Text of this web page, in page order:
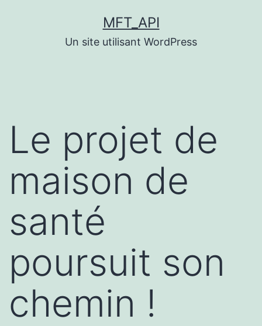
MFT_API
Un site utilisant WordPress
Le projet de
maison de
santé
poursuit son
chemin !